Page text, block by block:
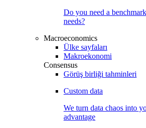
Do you need a
needs?
Macroeconomics
Ülke sayfaları
Makroekonomi
Consensus
Görüş birliği tahminleri
Custom data
We turn data chaos into
advantage